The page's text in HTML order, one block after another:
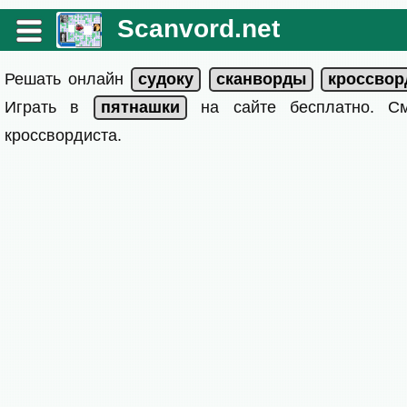
Scanvord.net
Решать онлайн
Играть в
на сайте бесплатно.
кроссвордиста.